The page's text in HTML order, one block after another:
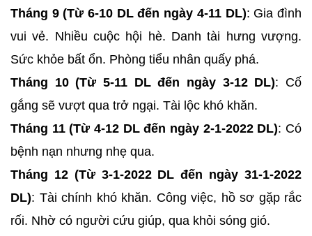
Tháng 9 (Từ 6-10 DL đến ngày 4-11 DL): Gia đình
vui vẻ. Nhiều cuộc hội hè. Danh tài hưng vượng.
Sức khỏe bất ổn. Phòng tiểu nhân quấy phá.
Tháng 10 (Từ 5-11 DL đến ngày 3-12 DL): Cố
gắng sẽ vượt qua trở ngại. Tài lộc khó khăn.
Tháng 11 (Từ 4-12 DL đến ngày 2-1-2022 DL): Có
bệnh nạn nhưng nhẹ qua.
Tháng 12 (Từ 3-1-2022 DL đến ngày 31-1-2022
DL): Tài chính khó khăn. Công việc, hồ sơ gặp rắc
rối. Nhờ có người cứu giúp, qua khỏi sóng gió.